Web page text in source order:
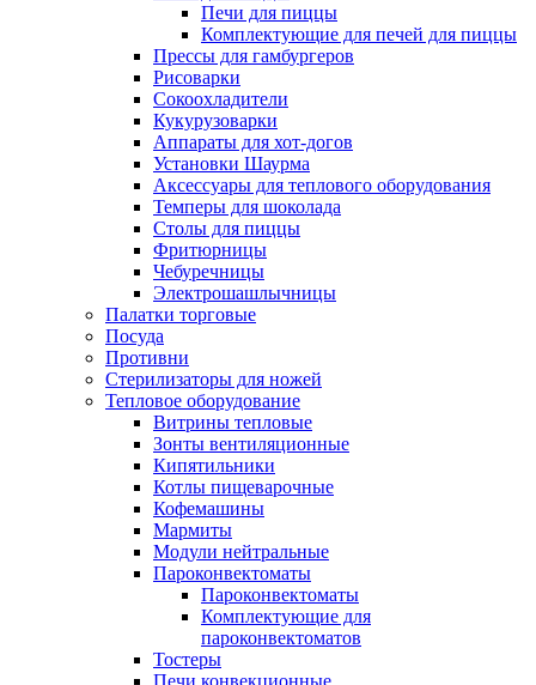
Печи для пиццы
Комплектующие для печей для пиццы
Прессы для гамбургеров
Рисоварки
Сокоохладители
Кукурузоварки
Аппараты для хот-догов
Установки Шаурма
Аксессуары для теплового оборудования
Темперы для шоколада
Столы для пиццы
Фритюрницы
Чебуречницы
Электрошашлычницы
Палатки торговые
Посуда
Противни
Стерилизаторы для ножей
Тепловое оборудование
Витрины тепловые
Зонты вентиляционные
Кипятильники
Котлы пищеварочные
Кофемашины
Мармиты
Модули нейтральные
Пароконвектоматы
Пароконвектоматы
Комплектующие для
пароконвектоматов
Тостеры
Печи конвекционные